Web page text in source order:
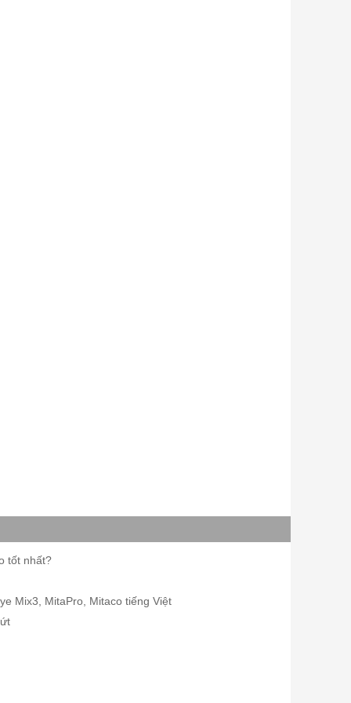
tốt nhất?
Mix3, MitaPro, Mitaco tiếng Việt